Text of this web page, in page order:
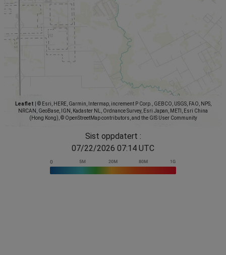
Leaflet
© Esri, HERE, Garmin, Intermap, increment P Corp., GEBCO, USGS, FAO, NPS,
NRCAN, GeoBase, IGN, Kadaster NL, Ordnance Survey, Esri Japan, METI, Esri China
(Hong Kong), © OpenStreetMap contributors, and the GIS User Community
Sist oppdatert :
07/22/2026 07:14 UTC